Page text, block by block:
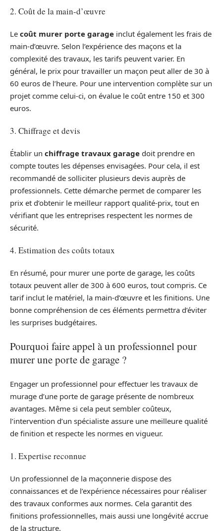
2. Coût de la main-d’œuvre
Le coût murer porte garage inclut également les frais de
main-d’œuvre. Selon l’expérience des maçons et la
complexité des travaux, les tarifs peuvent varier. En
général, le prix pour travailler un maçon peut aller de 30 à
60 euros de l’heure. Pour une intervention complète sur un
projet comme celui-ci, on évalue le coût entre 150 et 300
euros.
3. Chiffrage et devis
Établir un chiffrage travaux garage doit prendre en
compte toutes les dépenses envisagées. Pour cela, il est
recommandé de solliciter plusieurs devis auprès de
professionnels. Cette démarche permet de comparer les
prix et d’obtenir le meilleur rapport qualité-prix, tout en
vérifiant que les entreprises respectent les normes de
sécurité.
4. Estimation des coûts totaux
En résumé, pour murer une porte de garage, les coûts
totaux peuvent aller de 300 à 600 euros, tout compris. Ce
tarif inclut le matériel, la main-d’œuvre et les finitions. Une
bonne compréhension de ces éléments permettra d’éviter
les surprises budgétaires.
Pourquoi faire appel à un professionnel pour
murer une porte de garage ?
Engager un professionnel pour effectuer les travaux de
murage d’une porte de garage présente de nombreux
avantages. Même si cela peut sembler coûteux,
l’intervention d’un spécialiste assure une meilleure qualité
de finition et respecte les normes en vigueur.
1. Expertise reconnue
Un professionnel de la maçonnerie dispose des
connaissances et de l’expérience nécessaires pour réaliser
des travaux conformes aux normes. Cela garantit des
finitions professionnelles, mais aussi une longévité accrue
de la structure.